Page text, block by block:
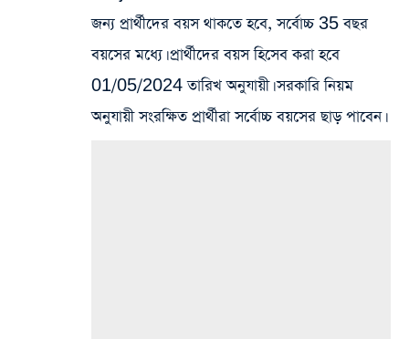
জন্য প্রার্থীদের বয়স থাকতে হবে, সর্বোচ্চ 35 বছর
বয়সের মধ্যে। প্রার্থীদের বয়স হিসেব করা হবে
01/05/2024 তারিখ অনুযায়ী। সরকারি নিয়ম
অনুযায়ী সংরক্ষিত প্রার্থীরা সর্বোচ্চ বয়সের ছাড় পাবেন।